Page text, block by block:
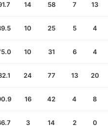
14 58 7 13
10 25 5 4
10 31 6 4
24 77 13 20
16 42 4 8
3 14 2 0